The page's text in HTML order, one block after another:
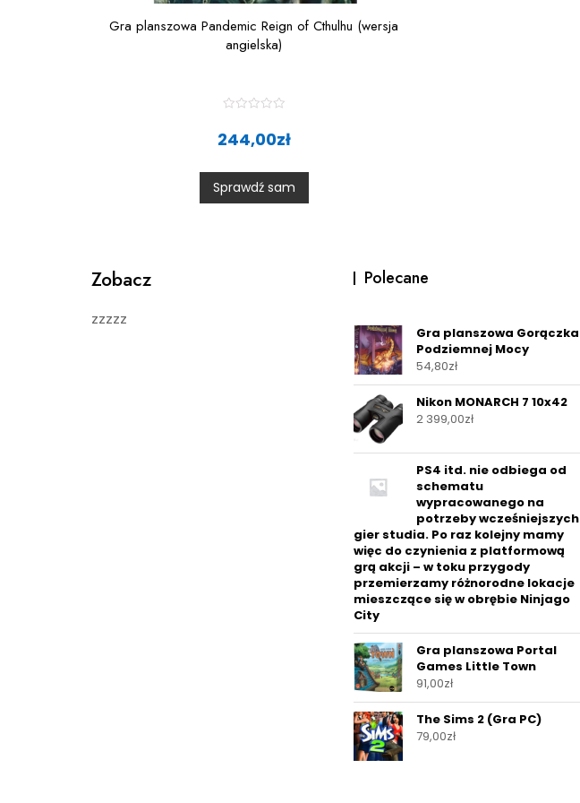
Gra planszowa Pandemic Reign of Cthulhu (wersja
angielska)
a
t
0
o
u
t
244,00zł
Sprawdź sam
Zobacz
zzzzz
Polecane
Gra planszowa Gorączka
Podziemnej Mocy
54,80zł
Nikon MONARCH 7 10x42
2 399,00zł
PS4 itd. nie odbiega od
schematu
wypracowanego na
potrzeby wcześniejszych
gier studia. Po raz kolejny mamy
więc do czynienia z platformową
grą akcji – w toku przygody
przemierzamy różnorodne lokacje
mieszczące się w obrębie Ninjago
City
Gra planszowa Portal
Games Little Town
91,00zł
The Sims 2 (Gra PC)
79,00zł